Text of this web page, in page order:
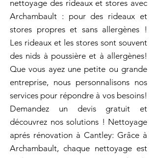
nettoyage des rideaux et stores avec
Archambault : pour des rideaux et
stores propres et sans allergènes !
Les rideaux et les stores sont souvent
des nids à poussière et à allergènes!
Que vous ayez une petite ou grande
entreprise, nous personnalisons nos
services pour répondre à vos besoins!
Demandez un devis gratuit et
découvrez nos solutions ! Nettoyage
aprés rénovation à Cantley: Grâce à
Archambault, chaque nettoyage est